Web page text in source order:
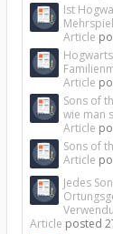
Ist
Article
Article
Sons of
wie man
Article
Sons of
Article
Jedes
Article posted